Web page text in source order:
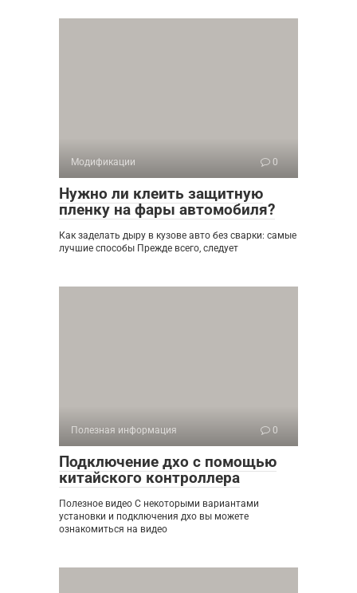
Модификации 0
Нужно ли клеить защитную
пленку на фары автомобиля?
Как заделать дыру в кузове авто без сварки: самые
лучшие способы Прежде всего, следует
Полезная информация 0
Подключение дхо с помощью
китайского контроллера
Полезное видео С некоторыми вариантами
установки и подключения дхо вы можете
ознакомиться на видео